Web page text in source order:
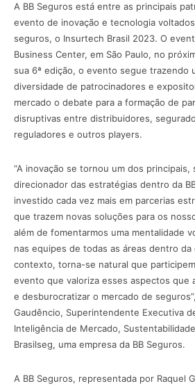
A BB Seguros está entre as principais
evento de inovação e tecnologia
seguros, o Insurtech Brasil 2023. O
Business Center, em São Paulo, no
sua 6ª edição, o evento segue trazendo
diversidade de patrocinadores e
mercado o debate para a formação de
disruptivas entre distribuidores,
reguladores e outros players.
“A inovação se tornou um dos principais,
direcionador das estratégias dentro da
investido cada vez mais em parcerias
que trazem novas soluções para os
além de fomentarmos uma mentalidade
nas equipes de todas as áreas dentro da
contexto, torna-se natural que
evento que valoriza esses aspectos que
e desburocratizar o mercado de
Gaudêncio, Superintendente Executiva
Inteligência de Mercado,
Brasilseg, uma empresa da BB Seguros.
A BB Seguros, representada por Raquel